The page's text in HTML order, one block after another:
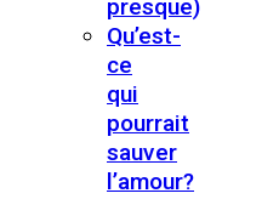
presque)
Qu’est-
ce
qui
pourrait
sauver
l’amour?